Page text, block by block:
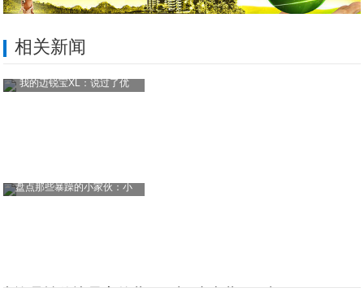
相关新闻
我的迈锐宝XL：说过了优
盘点那些暴躁的小家伙：小